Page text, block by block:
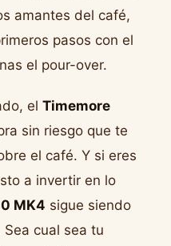
amantes del café,
pasos con el
el pour-over.
el Timemore
sin riesgo que te
el café. Y si eres
a invertir en lo
MK4 sigue siendo
cual sea tu